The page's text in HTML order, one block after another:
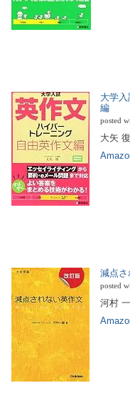
大学
編
posted
大矢
減点さ
posted
河村